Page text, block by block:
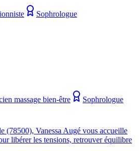
Sophrologue
massage bien-être
Sophrologue
(78500), Vanessa Augé vous accueille
libérer les tensions, retrouver équilibre